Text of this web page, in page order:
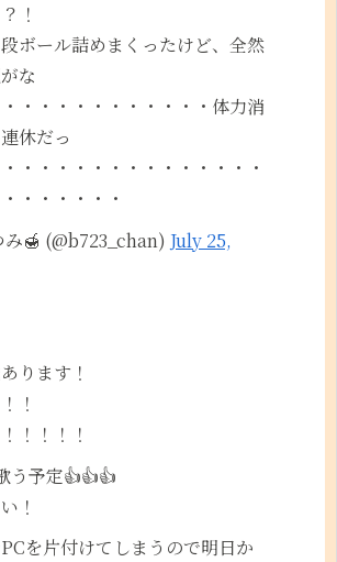
！
ボール詰めまくったけど、全然
な
・・・・・・・・・・・体力消
休だっ
・・・・・・・・・・・・・・
・・・・・・
🍯 (@b723_chan) July 25,
ります！
！
！！！！
う予定👍👍👍
！
を片付けてしまうので明日か